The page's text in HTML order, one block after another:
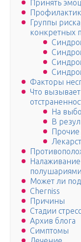
Принять
Группы
конкретных
Факторы
Что
На
В
Прочие
полушариями
Может ли
Cherniss
Причины
Стадии
Архив блога
Симптомы